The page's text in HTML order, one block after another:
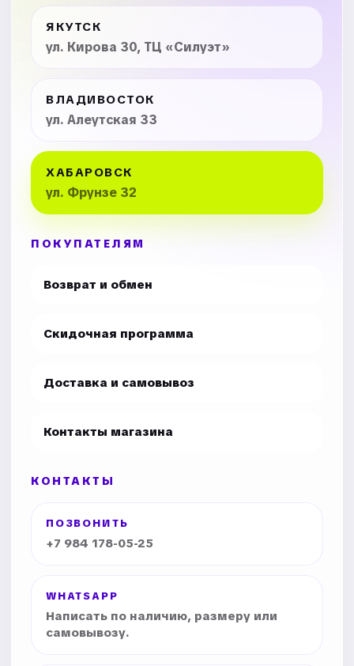
ЯКУТСК
ул. Кирова 30, ТЦ «Силуэт»
ВЛАДИВОСТОК
ул. Алеутская 33
ХАБАРОВСК
ул. Фрунзе 32
ПОКУПАТЕЛЯМ
Возврат и обмен
Скидочная программа
Доставка и самовывоз
Контакты магазина
КОНТАКТЫ
ПОЗВОНИТЬ
+7 984 178-05-25
WHATSAPP
Написать по наличию, размеру или
самовывозу.